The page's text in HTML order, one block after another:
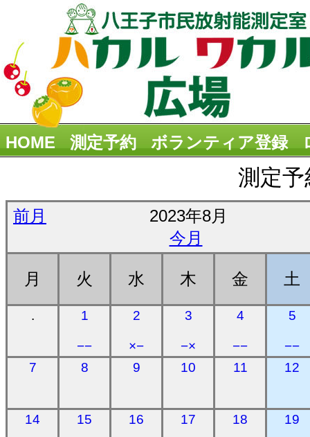
HOME 測定予約 ボランティア登録
測定
前月
2023年8月
今月
月 火 水 木 金 土
. 1
−−
2
×−
3
−×
4
−−
5
−−
7
8 9 10 11 12
14 15 16 17 18 19